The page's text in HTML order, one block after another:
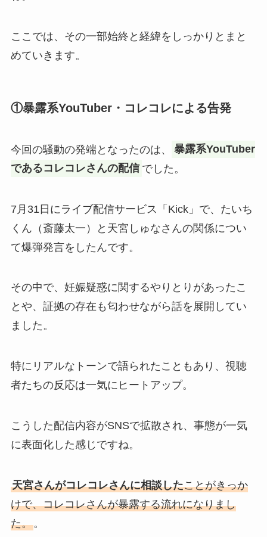
ここでは、その一部始終と経緯をしっかりとまと
めていきます。
①暴露系YouTuber・コレコレによる告発
今回の騒動の発端となったのは、
暴露系YouTuber
であるコレコレさんの配信 でした。
7月31日にライブ配信サービス「Kick」で、たいち
くん（斎藤太一）と天宮しゅなさんの関係につい
て爆弾発言をしたんです。
その中で、妊娠疑惑に関するやりとりがあったこ
とや、証拠の存在も匂わせながら話を展開してい
ました。
特にリアルなトーンで語られたこともあり、視聴
者たちの反応は一気にヒートアップ。
こうした配信内容がSNSで拡散され、事態が一気
に表面化した感じですね。
天宮さんがコレコレさんに相談したことがきっか
けで、コレコレさんが暴露する流れになりまし
た。。